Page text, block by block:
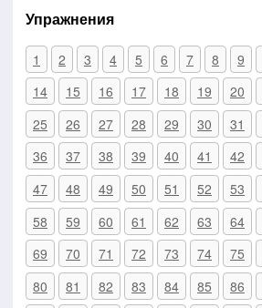
Упражнения
1 2 3 4 5 6 7 8 9
14
15 16 17 18 19 20
25
26 27 28 29 30 31
36
37 38 39 40 41 42
47
48 49 50 51 52 53
58
59 60 61 62 63 64
69
70 71 72 73 74 75
80
81 82 83 84 85 86